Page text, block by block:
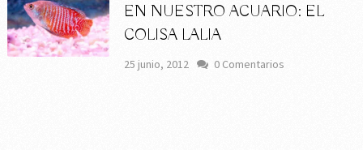
EN NUESTRO ACUARIO: EL
COLISA LALIA
25 junio, 2012 0 Comentarios